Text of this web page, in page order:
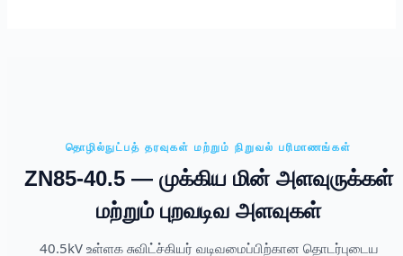
தொழில்நுட்பத் தரவுகள் மற்றும் நிறுவல் பரிமாணங்கள்
ZN85-40.5 — முக்கிய மின் அளவுருக்கள்
மற்றும் புறவடிவ அளவுகள்
40.5kV உள்ளக சுவிட்ச்கியர் வடிவமைப்பிற்கான தொடர்புடைய